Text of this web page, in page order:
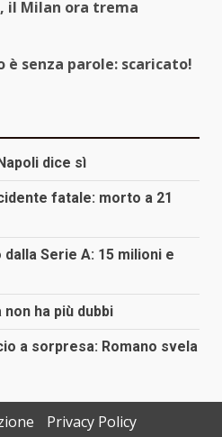
il Milan ora trema
è senza parole: scaricato!
dice sì
fatale: morto a 21
Serie A: 15 milioni e
non ha più dubbi
a sorpresa: Romano svela
Privacy Policy